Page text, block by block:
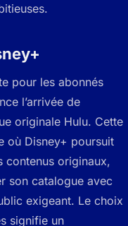
pour les abonnés
l’arrivée de
originale Hulu. Cette
où Disney+ poursuit
contenus originaux,
son catalogue avec
exigeant. Le choix
signifie un